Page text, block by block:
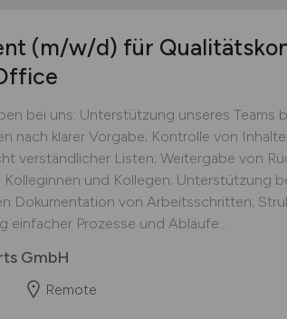
(m/w/d) für
bei uns: Unterstützung unseres Teams
nach klarer Vorgabe; Kontrolle von
verständlicher Listen; Weitergabe von
Kolleginnen und Kollegen; Unterstützung
Dokumentation von Arbeitsschritten;
einfacher Prozesse und Abläufe...
GmbH
Remote